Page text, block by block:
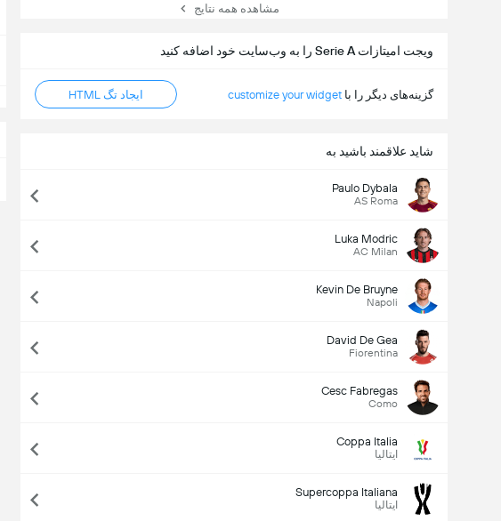
مشاهده همه نتایج
ویجت امیتازات Serie A را به وب‌سایت خود اضافه کنید
گزینه‌های دیگر را با customize your widget ایجاد تگ HTML
شاید علاقمند باشید به
Paulo Dybala
AS Roma
Luka Modric
AC Milan
Kevin De Bruyne
Napoli
David De Gea
Fiorentina
Cesc Fabregas
Como
Coppa Italia
ایتالیا
Supercoppa Italiana
ایتالیا